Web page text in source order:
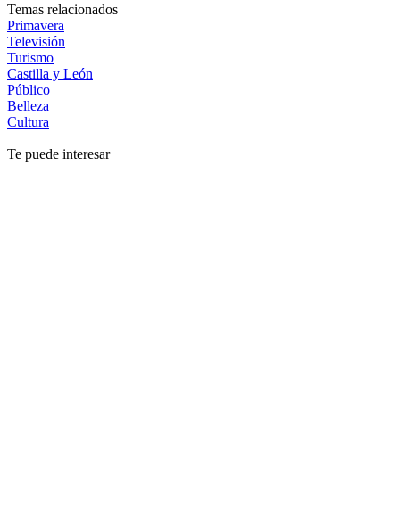
Temas relacionados
Primavera
Televisión
Turismo
Castilla y León
Público
Belleza
Cultura
Te puede interesar